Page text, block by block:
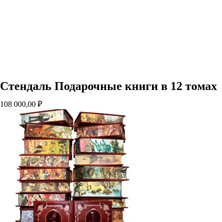
Стендаль Подарочные книги в 12 томах
108 000,00 ₽